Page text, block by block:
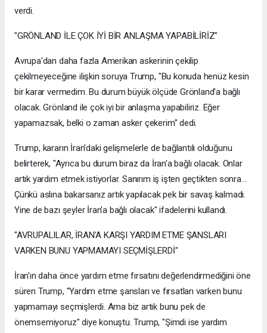
verdi.
"GRÖNLAND İLE ÇOK İYİ BİR ANLAŞMA YAPABİLİRİZ"
Avrupa'dan daha fazla Amerikan askerinin çekilip
çekilmeyeceğine ilişkin soruya Trump, "Bu konuda henüz kesin
bir karar vermedim. Bu durum büyük ölçüde Grönland'a bağlı
olacak. Grönland ile çok iyi bir anlaşma yapabiliriz. Eğer
yapamazsak, belki o zaman asker çekerim" dedi.
Trump, kararın İran'daki gelişmelerle de bağlantılı olduğunu
belirterek, "Ayrıca bu durum biraz da İran'a bağlı olacak. Onlar
artık yardım etmek istiyorlar. Sanırım iş işten geçtikten sonra...
Çünkü aslına bakarsanız artık yapılacak pek bir savaş kalmadı.
Yine de bazı şeyler İran'a bağlı olacak" ifadelerini kullandı.
"AVRUPALILAR, İRAN'A KARŞI YARDIM ETME ŞANSLARI
VARKEN BUNU YAPMAMAYI SEÇMİŞLERDİ"
İran'ın daha önce yardım etme fırsatını değerlendirmediğini öne
süren Trump, "Yardım etme şansları ve fırsatları varken bunu
yapmamayı seçmişlerdi. Ama biz artık bunu pek de
önemsemiyoruz" diye konuştu. Trump, "Şimdi ise yardım